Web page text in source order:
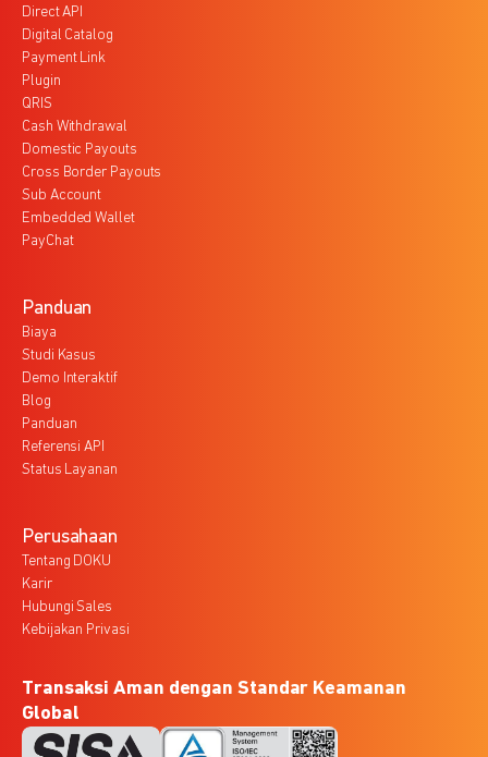
Direct API
Digital Catalog
Payment Link
Plugin
QRIS
Cash Withdrawal
Domestic Payouts
Cross Border Payouts
Sub Account
Embedded Wallet
PayChat
Panduan
Biaya
Studi Kasus
Demo Interaktif
Blog
Panduan
Referensi API
Status Layanan
Perusahaan
Tentang DOKU
Karir
Hubungi Sales
Kebijakan Privasi
Transaksi Aman dengan Standar Keamanan
Global